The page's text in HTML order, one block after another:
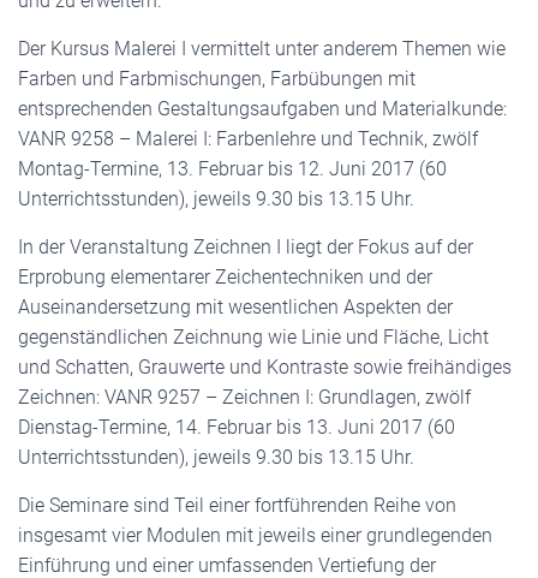
Der Kursus Malerei I vermittelt unter anderem Themen wie
Farben und Farbmischungen, Farbübungen mit
entsprechenden Gestaltungsaufgaben und Materialkunde:
VANR 9258 – Malerei I: Farbenlehre und Technik, zwölf
Montag-Termine, 13. Februar bis 12. Juni 2017 (60
Unterrichtsstunden), jeweils 9.30 bis 13.15 Uhr.
In der Veranstaltung Zeichnen I liegt der Fokus auf der
Erprobung elementarer Zeichentechniken und der
Auseinandersetzung mit wesentlichen Aspekten der
gegenständlichen Zeichnung wie Linie und Fläche, Licht
und Schatten, Grauwerte und Kontraste sowie freihändiges
Zeichnen: VANR 9257 – Zeichnen I: Grundlagen, zwölf
Dienstag-Termine, 14. Februar bis 13. Juni 2017 (60
Unterrichtsstunden), jeweils 9.30 bis 13.15 Uhr.
Die Seminare sind Teil einer fortführenden Reihe von
insgesamt vier Modulen mit jeweils einer grundlegenden
Einführung und einer umfassenden Vertiefung der